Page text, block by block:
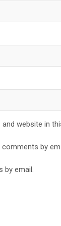
and website in
by
by email.